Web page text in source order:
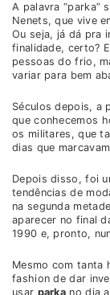
A palavra “parka”
Nenets, que vive
Ou seja, já dá pra
finalidade, certo?
pessoas do frio,
variar para bem
Séculos depois, a
que conhecemos
os militares, que
dias que
Depois disso, foi
tendências de
na segunda
aparecer no final
1990 e, pronto,
Mesmo com tanta
fashion de dar
usar parka no dia